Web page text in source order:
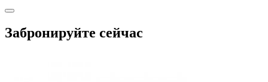
Забронируйте сейчас